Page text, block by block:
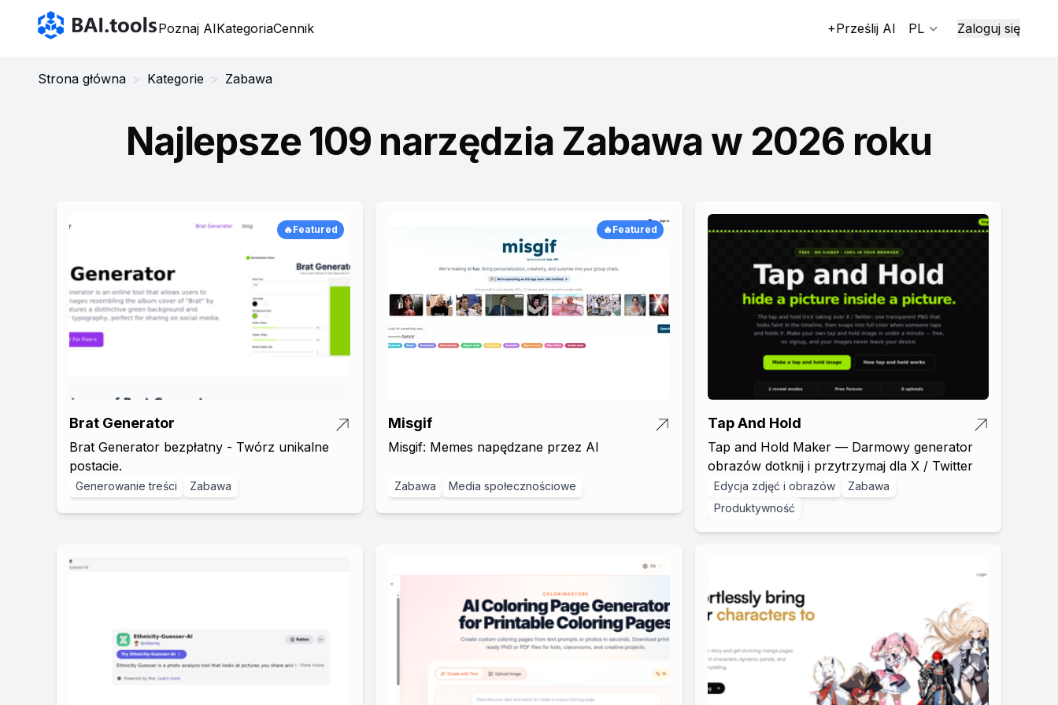
Bai.tools
Poznaj AIKategoriaCennik +Prześlij AI PL Zaloguj się
Strona główna > Kategorie > Zabawa
Najlepsze 109 narzędzia Zabawa w 2026 roku
🔥Featured
Brat Generator
Brat Generator bezpłatny - Twórz unikalne
postacie.
Generowanie treści Zabawa
🔥Featured
Misgif
Misgif: Memes napędzane przez AI
Zabawa Media społecznościowe
Tap And Hold
Tap and Hold Maker — Darmowy generator
obrazów dotknij i przytrzymaj dla X / Twitter
Edycja zdjęć i obrazów
Zabawa
Produktywność